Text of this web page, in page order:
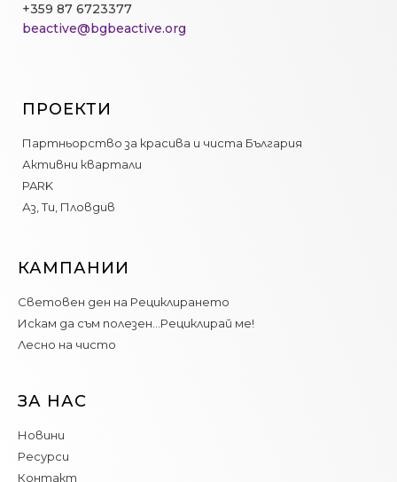
+359 87 6723377
beactive@bgbeactive.org
ПРОЕКТИ
Партньорство за красива и чиста България
Активни квартали
PARK
Аз, Ти, Пловдив
КАМПАНИИ
Световен ден на Рециклирането
Искам да съм полезен…Рециклирай ме!
Лесно на чисто
ЗА НАС
Новини
Ресурси
Контакт